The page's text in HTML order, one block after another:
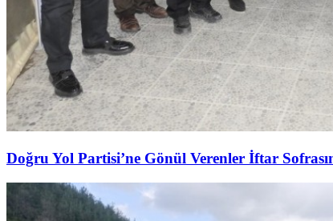
Doğru Yol Partisi’ne Gönül Verenler İftar